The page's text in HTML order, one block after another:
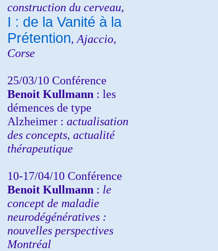
construction du cerveau,
I : de la Vanité à la
Prétention, Ajaccio,
Corse
25/03/10 Conférence
Benoit Kullmann : les
démences de type
Alzheimer : actualisation
des concepts, actualité
thérapeutique
10-17/04/10 Conférence
Benoit Kullmann : le
concept de maladie
neurodégénératives :
nouvelles perspectives
Montréal